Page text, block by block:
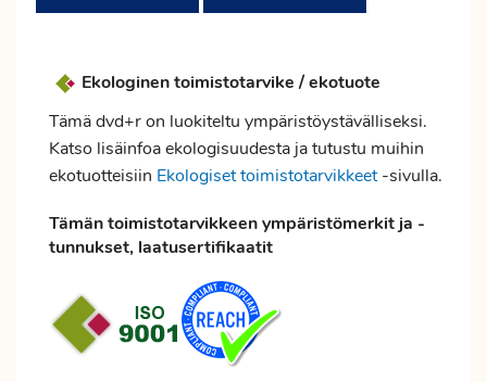
Ekologinen toimistotarvike / ekotuote
Tämä dvd+r on luokiteltu ympäristöystävälliseksi.
Katso lisäinfoa ekologisuudesta ja tutustu muihin
ekotuotteisiin Ekologiset toimistotarvikkeet-sivulla.
Tämän toimistotarvikkeen ympäristömerkit ja -
tunnukset, laatusertifikaatit